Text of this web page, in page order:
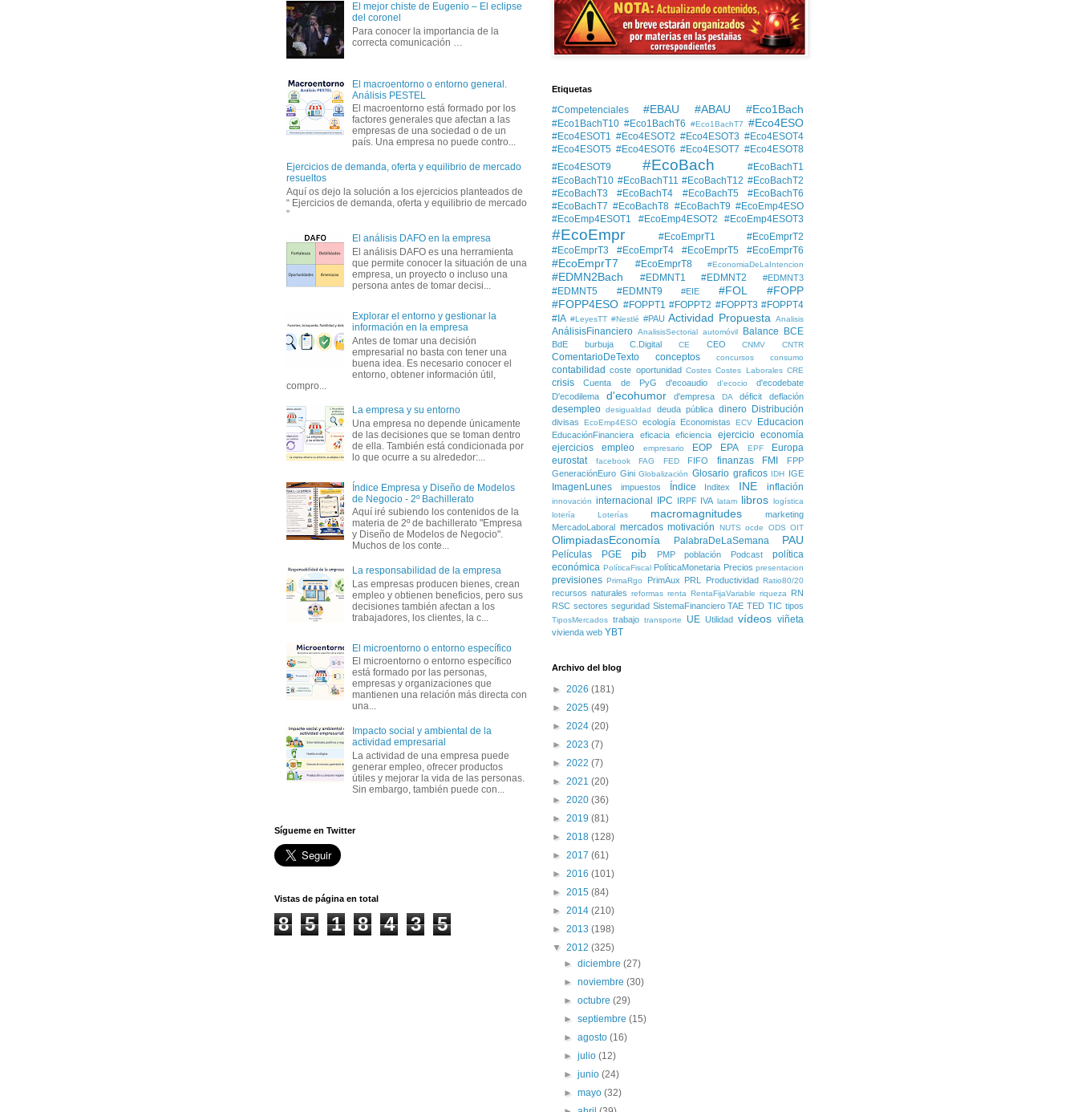
El mejor chiste de Eugenio – El eclipse
del coronel
Para conocer la importancia de la
correcta comunicación …
El macroentorno o entorno general.
Análisis PESTEL
El macroentorno está formado por los
factores generales que afectan a las
empresas de una sociedad o de un
país. Una empresa no puede contro...
Ejercicios de demanda, oferta y equilibrio de mercado
resueltos
Aquí os dejo la solución a los ejercicios planteados de
“ Ejercicios de demanda, oferta y equilibrio de mercado
”
El análisis DAFO en la empresa
El análisis DAFO es una herramienta
que permite conocer la situación de una
empresa, un proyecto o incluso una
persona antes de tomar decisi...
Explorar el entorno y gestionar la
información en la empresa
Antes de tomar una decisión
empresarial no basta con tener una
buena idea. Es necesario conocer el
entorno, obtener información útil,
compro...
La empresa y su entorno
Una empresa no depende únicamente
de las decisiones que se toman dentro
de ella. También está condicionada por
lo que ocurre a su alrededor:...
Índice Empresa y Diseño de Modelos
de Negocio - 2º Bachillerato
Aquí iré subiendo los contenidos de la
materia de 2º de bachillerato "Empresa
y Diseño de Modelos de Negocio".
Muchos de los conte...
La responsabilidad de la empresa
Las empresas producen bienes, crean
empleo y obtienen beneficios, pero sus
decisiones también afectan a los
trabajadores, los clientes, la c...
El microentorno o entorno específico
El microentorno o entorno específico
está formado por las personas,
empresas y organizaciones que
mantienen una relación más directa con
una...
Impacto social y ambiental de la
actividad empresarial
La actividad de una empresa puede
generar empleo, ofrecer productos
útiles y mejorar la vida de las personas.
Sin embargo, también puede con...
Sígueme en Twitter
Vistas de página en total
8 5 1 8 4 3 5
Etiquetas
#Competenciales #EBAU #ABAU #Eco1Bach
#Eco1BachT10 #Eco1BachT6 #Eco1BachT7 #Eco4ESO
#Eco4ESOT1 #Eco4ESOT2 #Eco4ESOT3 #Eco4ESOT4
#Eco4ESOT5 #Eco4ESOT6 #Eco4ESOT7 #Eco4ESOT8
#Eco4ESOT9
#EcoBach
#EcoBachT1
#EcoBachT10 #EcoBachT11 #EcoBachT12 #EcoBachT2
#EcoBachT3
#EcoBachT4 #EcoBachT5
#EcoBachT6
#EcoBachT7 #EcoBachT8 #EcoBachT9 #EcoEmp4ESO
#EcoEmp4ESOT1
#EcoEmp4ESOT2 #EcoEmp4ESOT3
#EcoEmpr #EcoEmprT1
#EcoEmprT2
#EcoEmprT3
#EcoEmprT4 #EcoEmprT5 #EcoEmprT6
#EcoEmprT7 #EcoEmprT8 #EconomiaDeLaIntencion
#EDMN2Bach #EDMNT1 #EDMNT2 #EDMNT3
#EDMNT5 #EDMNT9 #EIE #FOL
#FOPP
#FOPP4ESO #FOPPT1 #FOPPT2 #FOPPT3 #FOPPT4
#IA #LeyesTT #Nestlé #PAU Actividad Propuesta Analisis
AnálisisFinanciero AnalisisSectorial automóvil Balance BCE
BdE burbuja C.Digital CE CEO CNMV CNTR
ComentarioDeTexto conceptos concursos consumo
contabilidad coste oportunidad Costes Costes Laborales CRE
crisis Cuenta de PyG d'ecoaudio d'ecocio
d'ecodebate
D'ecodilema
d'ecohumor d'empresa DA déficit deflación
desempleo desigualdad deuda pública dinero Distribución
divisas EcoEmp4ESO ecología Economistas ECV Educacion
EducaciónFinanciera eficacia eficiencia
ejercicio economía
ejercicios
empleo empresario EOP EPA EPF
Europa
eurostat
facebook FAG FED FIFO finanzas FMI
FPP
GeneraciónEuro Gini Globalización Glosario graficos IDH IGE
ImagenLunes impuestos Índice Inditex INE inflación
innovación internacional IPC IRPF IVA latam libros logística
lotería
Loterías macromagnitudes
marketing
MercadoLaboral mercados motivación NUTS ocde ODS OIT
OlimpiadasEconomía PalabraDeLaSemana PAU
Películas PGE pib PMP población Podcast
política
económica PolíticaFiscal PolíticaMonetaria Precios presentacion
previsiones PrimaRgo PrimAux PRL Productividad Ratio80/20
recursos naturales reformas renta RentaFijaVariable riqueza
RN
RSC sectores seguridad SistemaFinanciero TAE TED TIC tipos
TiposMercados trabajo transporte UE Utilidad vídeos viñeta
vivienda web YBT
Archivo del blog
► 2026 (181)
► 2025 (49)
► 2024 (20)
► 2023 (7)
► 2022 (7)
► 2021 (20)
► 2020 (36)
► 2019 (81)
► 2018 (128)
► 2017 (61)
► 2016 (101)
► 2015 (84)
► 2014 (210)
► 2013 (198)
▼ 2012 (325)
►diciembre(27)
►noviembre(30)
►octubre(29)
►septiembre(15)
►agosto(16)
►julio(12)
►junio(24)
►mayo(32)